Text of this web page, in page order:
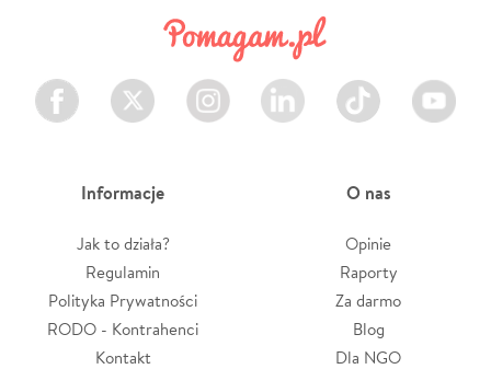
Facebook Twitter Instagram LinkedIn TikTok Youtube
Informacje
Jak to działa?
Regulamin
Polityka Prywatności
RODO - Kontrahenci
Kontakt
O nas
Opinie
Raporty
Za darmo
Blog
Dla NGO